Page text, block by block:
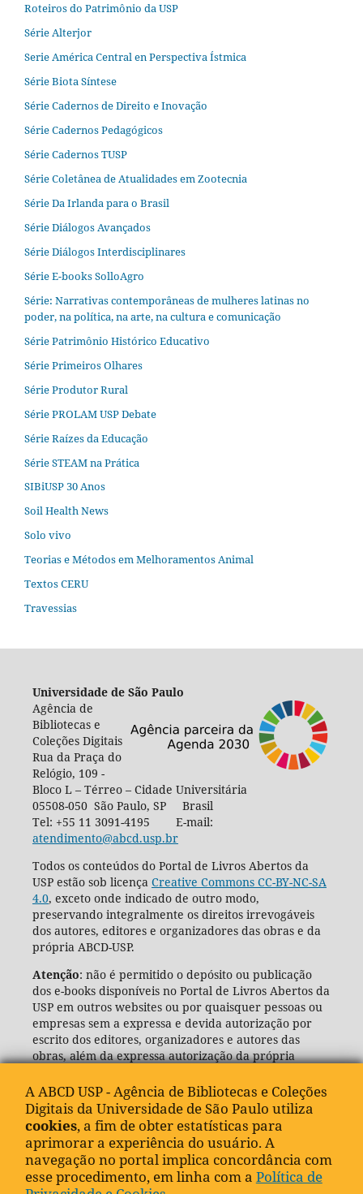
Roteiros do Patrimônio da USP
Série Alterjor
Serie América Central en Perspectiva Ístmica
Série Biota Síntese
Série Cadernos de Direito e Inovação
Série Cadernos Pedagógicos
Série Cadernos TUSP
Série Coletânea de Atualidades em Zootecnia
Série Da Irlanda para o Brasil
Série Diálogos Avançados
Série Diálogos Interdisciplinares
Série E-books SolloAgro
Série: Narrativas contemporâneas de mulheres latinas no
poder, na política, na arte, na cultura e comunicação
Série Patrimônio Histórico Educativo
Série Primeiros Olhares
Série Produtor Rural
Série PROLAM USP Debate
Série Raízes da Educação
Série STEAM na Prática
SIBiUSP 30 Anos
Soil Health News
Solo vivo
Teorias e Métodos em Melhoramentos Animal
Textos CERU
Travessias
Universidade de São Paulo
Agência de
Bibliotecas e
Coleções Digitais
Rua da Praça do
Relógio, 109 -
Bloco L – Térreo – Cidade Universitária
05508-050 São Paulo, SP Brasil
Tel: +55 11 3091-4195 E-mail:
atendimento@abcd.usp.br
Todos os conteúdos do Portal de Livros Abertos da
USP estão sob licença Creative Commons CC-BY-NC-SA
4.0, exceto onde indicado de outro modo,
preservando integralmente os direitos irrevogáveis
dos autores, editores e organizadores das obras e da
própria ABCD-USP.
Atenção: não é permitido o depósito ou publicação
dos e-books disponíveis no Portal de Livros Abertos da
USP em outros websites ou por quaisquer pessoas ou
empresas sem a expressa e devida autorização por
escrito dos editores, organizadores e autores das
obras, além da expressa autorização da própria
(ABCD-USP).
A ABCD USP - Agência de Bibliotecas e Coleções
Digitais da Universidade de São Paulo utiliza
cookies, a fim de obter estatísticas para
aprimorar a experiência do usuário. A
navegação no portal implica concordância com
esse procedimento, em linha com a Política de